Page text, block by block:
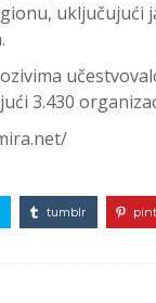
uključujući
3.430
tumblr